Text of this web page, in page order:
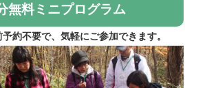
無料ミニプログラム
約不要で、気軽にご参加できます。